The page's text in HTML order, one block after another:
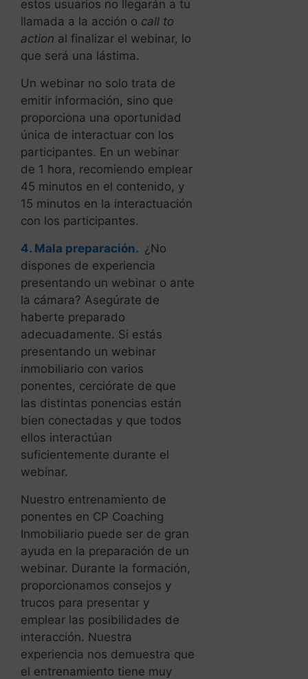
estos usuarios no llegarán a tu
llamada a la acción o call to
action al finalizar el webinar, lo
que será una lástima.
Un webinar no solo trata de
emitir información, sino que
proporciona una oportunidad
única de interactuar con los
participantes. En un webinar
de 1 hora, recomiendo emplear
45 minutos en el contenido, y
15 minutos en la interactuación
con los participantes.
4. Mala preparación. ¿No
dispones de experiencia
presentando un webinar o ante
la cámara? Asegúrate de
haberte preparado
adecuadamente. Si estás
presentando un webinar
inmobiliario con varios
ponentes, cerciórate de que
las distintas ponencias están
bien conectadas y que todos
ellos interactúan
suficientemente durante el
webinar.
Nuestro entrenamiento de
ponentes en CP Coaching
Inmobiliario puede ser de gran
ayuda en la preparación de un
webinar. Durante la formación,
proporcionamos consejos y
trucos para presentar y
emplear las posibilidades de
interacción. Nuestra
experiencia nos demuestra que
el entrenamiento tiene muy